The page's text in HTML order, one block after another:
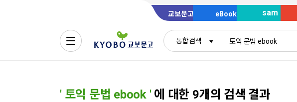
교보문고 eBook sam
통합검색
' 토익 문법 ebook'에 대한 9개의 검색 결과